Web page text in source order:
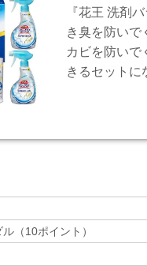
『花王 洗剤
き臭を防いで
カビを防いで
きるセットに
（10ポイント）